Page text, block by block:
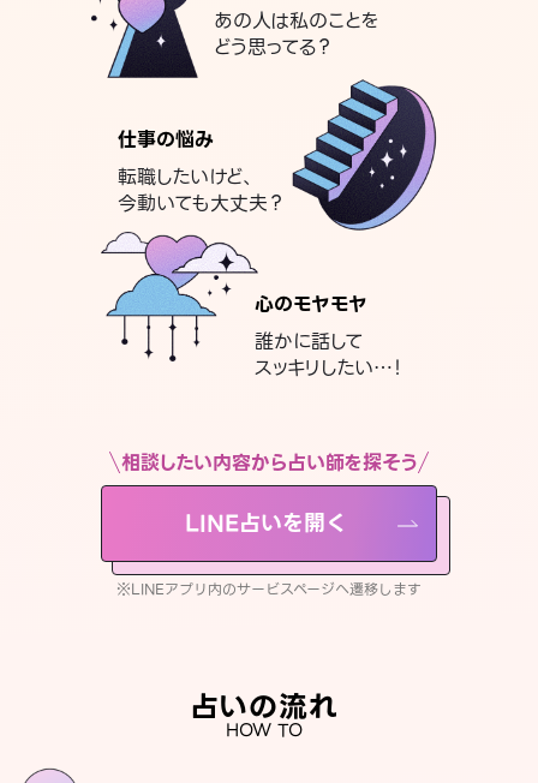
あの人は私のことを
どう思ってる？
仕事の悩み
転職したいけど、
今動いても大丈夫？
心のモヤモヤ
誰かに話して
スッキリしたい…！
相談したい内容から占い師を探そう
LINE占いを開く
※LINEアプリ内のサービスページへ遷移します
占いの流れ
HOW TO